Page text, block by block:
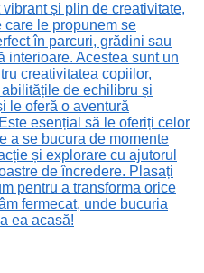
și plin de creativitate,
care le propunem se
în parcuri, grădini sau
interioare. Acestea sunt un
creativitatea copiilor,
de echilibru și
le oferă o aventură
esențial să le oferiți celor
a se bucura de momente
și explorare cu ajutorul
de încredere. Plasați
pentru a transforma orice
fermecat, unde bucuria
ea acasă!